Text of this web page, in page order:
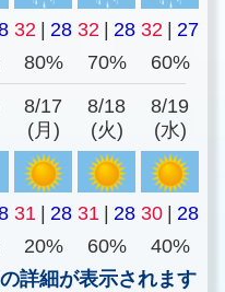
32 | 28 32 | 28 32 | 27
80% 70% 60%
8/17
(月)
8/18
(火)
8/19
(水)
31 | 28 31 | 28 30 | 28
20% 60%
40%
詳細が表示されます